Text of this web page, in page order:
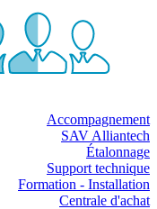
Accompagnement
SAV Alliantech
Étalonnage
Support technique
Formation - Installation
Centrale d'achat